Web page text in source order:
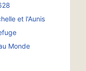
et l'Aunis
Monde